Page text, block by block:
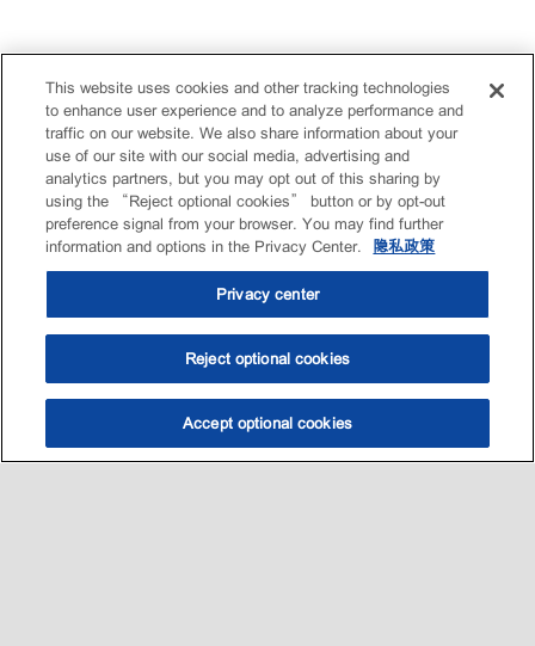
选油助手 查找门店
This website uses cookies and other tracking technologies
to enhance user experience and to analyze performance and
traffic on our website. We also share information about your
use of our site with our social media, advertising and
analytics partners, but you may opt out of this sharing by
using the “Reject optional cookies” button or by opt-out
preference signal from your browser. You may find further
information and options in the Privacy Center.
隐私政策
Privacy center
Reject optional cookies
Accept optional cookies